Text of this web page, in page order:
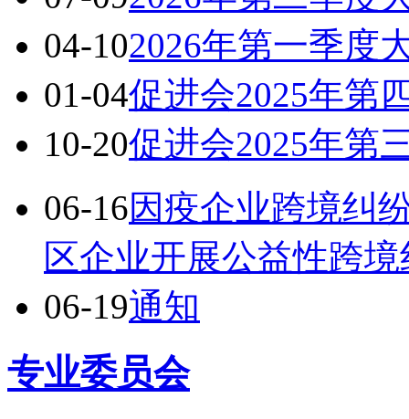
04-102026年第一季度
01-04促进会2025年第
10-20促进会2025年第
06-16因疫企业跨境纠
区企业开展公益性跨
06-19通知
专业委员会